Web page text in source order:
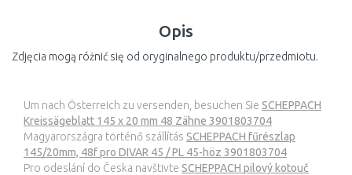
Opis
Zdjęcia mogą różnić się od oryginalnego produktu/przedmiotu.
Um nach Österreich zu versenden, besuchen Sie SCHEPPACH
Kreissägeblatt 145 x 20 mm 48 Zähne 3901803704
Magyarországra történő szállítás SCHEPPACH fűrészlap
145/20mm, 48f pro DIVAR 45 / PL 45-höz 3901803704
Pro odeslání do Česka navštivte SCHEPPACH pilový kotouč